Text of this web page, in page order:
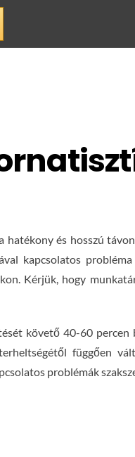
hatékony és hosszú
kapcsolatos
Kérjük, hogy
követő 40-60
függően
problémák